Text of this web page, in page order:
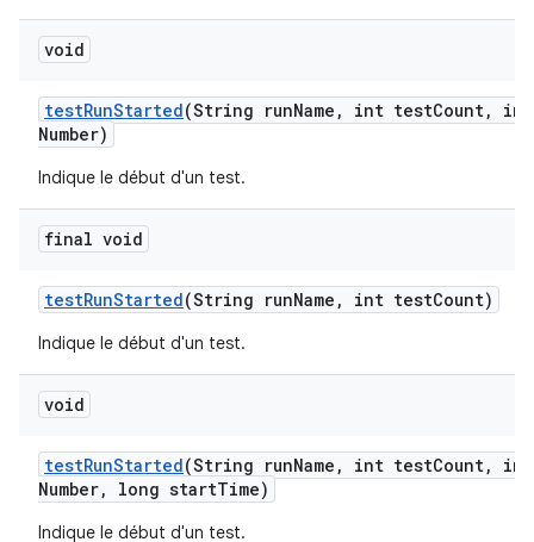
void
testRunStarted(String runName , int testCount,
int
Number)
Indique le début d'un test.
final void
testRunStarted(String runName , int testCount)
Indique le début d'un test.
void
testRunStarted(String runName , int testCount,
int
Number, long startTime)
Indique le début d'un test.